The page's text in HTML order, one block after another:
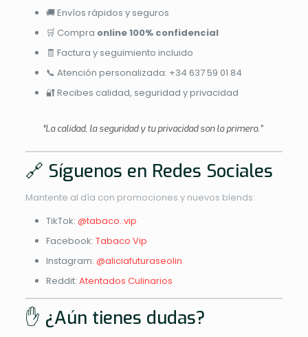
🚚 Envíos rápidos y seguros
🛒 Compra online 100% confidencial
🧾 Factura y seguimiento incluido
📞 Atención personalizada: +34 637 59 01 84
🔐 Recibes calidad, seguridad y privacidad
“La calidad, la seguridad y tu privacidad son lo primero.”
🔗 Síguenos en Redes Sociales
Mantente al día con promociones y nuevos blends:
TikTok: @tabaco..vip
Facebook: Tabaco Vip
Instagram: @aliciafuturaseolin
Reddit: Atentados Culinarios
✋ ¿Aún tienes dudas?